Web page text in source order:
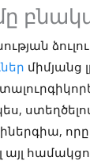
միմյանց
այլ